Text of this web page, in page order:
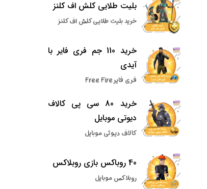
بلیت طلایی کلش اف کلنز
خرید بلیت طلایی کلش اف کلنز
خرید 110 جم فری فایر با
آیدی
فری فایر Free Fire
خرید 80 سی پی کالاف
دیوتی موبایل
کالاف دیوتی موبایل
40 روباکس بازی روبلاکس
روبلاکس موبایل